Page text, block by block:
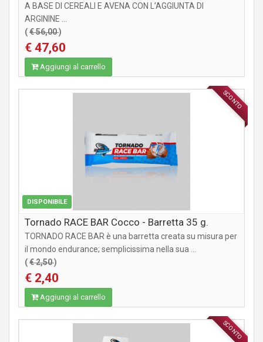
A BASE DI CEREALI E AVENA CON L’AGGIUNTA DI
ARGININE ...
(€ 56,00)
€ 47,60
Aggiungi al carrello
SCONTO
DISPONIBILE
INTEGRATORI
Tornado RACE BAR Cocco - Barretta 35 g.
TORNADO RACE BAR è una barretta creata su misura per
il mondo endurance; semplicissima nella sua ...
(€ 2,50)
€ 2,40
Aggiungi al carrello
SCONTO
INTEGRATORI